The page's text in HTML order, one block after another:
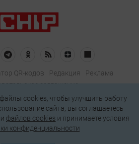
QR-кодов Редакция
Реклама
соглашение
конфиденциальности
на рассылку
cookies, чтобы улучшить работу
сайта, вы соглашаетесь
файлов cookies и принимаете условия
конфиденциальности